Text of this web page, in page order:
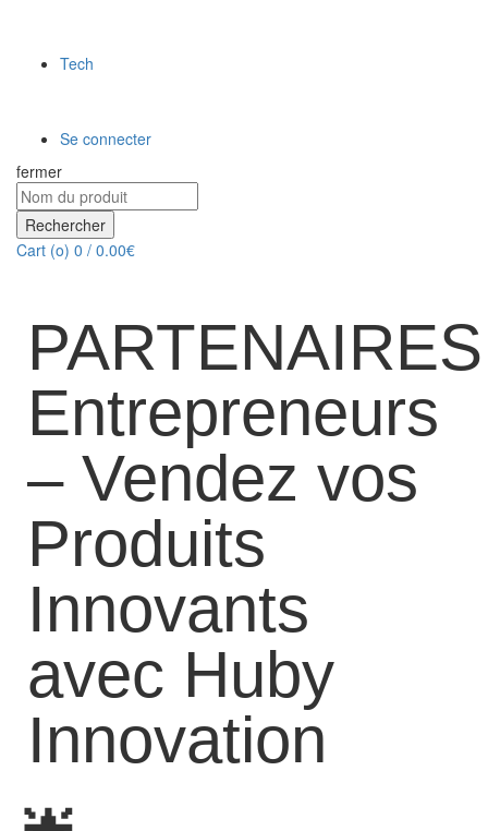
Tech
Se connecter
fermer
Rechercher
Cart (o) 0 / 0.00€
PARTENAIRES
Entrepreneurs
– Vendez vos
Produits
Innovants
avec Huby
Innovation